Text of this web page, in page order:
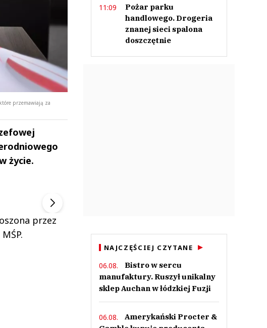
przemawiają za
życie.
przez
11:09
Pożar parku
handlowego. Drogeria
znanej sieci spalona
doszczętnie
NAJCZĘŚCIEJ CZYTANE
06.08.
Bistro w sercu
manufaktury. Ruszył unikalny
sklep Auchan w łódzkiej Fuzji
06.08.
Amerykański Procter &